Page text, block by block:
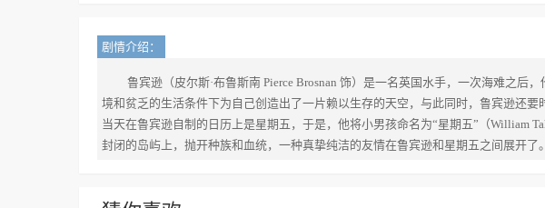
剧情介绍：
鲁宾逊（皮尔斯·布鲁斯南 Pierce Brosnan 饰）是一名英国水手，一次海难之
境和贫乏的生活条件下为自己创造出了一片赖以生存的天空，与此同时，鲁宾逊
当天在鲁宾逊自制的日历上是星期五，于是，他将小男孩命名为“星期五”（William
封闭的岛屿上，抛开种族和血统，一种真挚纯洁的友情在鲁宾逊和星期五之间展开了。